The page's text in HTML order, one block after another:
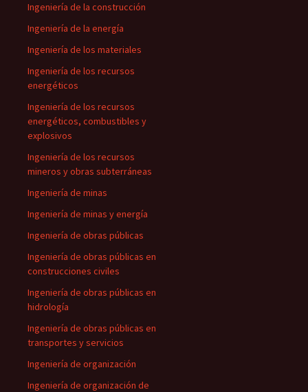
Ingeniería de la construcción
Ingeniería de la energía
Ingeniería de los materiales
Ingeniería de los recursos
energéticos
Ingeniería de los recursos
energéticos, combustibles y
explosivos
Ingeniería de los recursos
mineros y obras subterráneas
Ingeniería de minas
Ingeniería de minas y energía
Ingeniería de obras públicas
Ingeniería de obras públicas en
construcciones civiles
Ingeniería de obras públicas en
hidrología
Ingeniería de obras públicas en
transportes y servicios
Ingeniería de organización
Ingeniería de organización de